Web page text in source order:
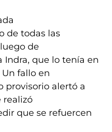
de todas las
de
Indra, que lo tenía en
Un fallo en
provisorio alertó a
realizó
que se refuercen